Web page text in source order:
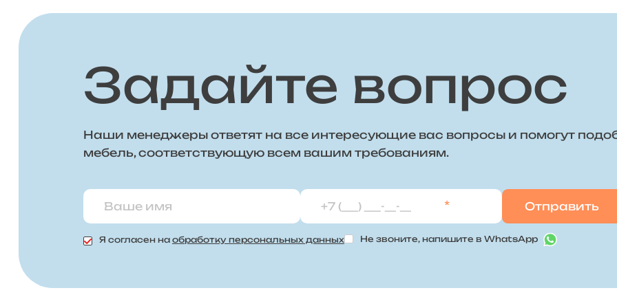
Задайте вопрос
Наши менеджеры ответят на все интересующие вас вопросы и помогут
мебель, соответствующую всем вашим требованиям.
*
Я согласен на обработку персональных данных Не звоните, напишите в WhatsApp